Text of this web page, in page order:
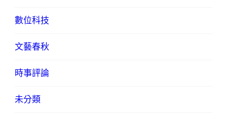
數位科技
文藝春秋
時事評論
未分類